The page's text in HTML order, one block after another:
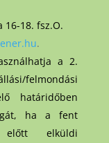
16-18. fsz.O.
.
a 2.
felmondási
határidőben
ha a fent
elküldi